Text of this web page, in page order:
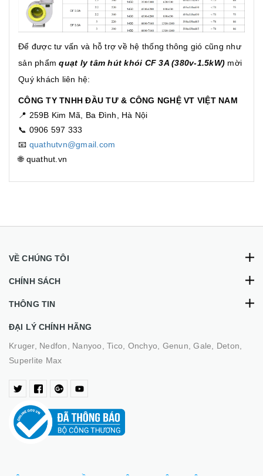
Để được tư vấn và hỗ trợ về hệ thống thông gió cũng như
sản phẩmquạt ly tâm hút khói CF 3A (380v-1.5kW) mời
Quý khách liên hệ:
CÔNG TY TNHH ĐẦU TƯ & CÔNG NGHỆ VT VIỆT NAM
📍 259B Kim Mã, Ba Đình, Hà Nội
📞 0906 597 333
📧 quathutvn@gmail.com
🌐 quathut.vn
VỀ CHÚNG TÔI
CHÍNH SÁCH
THÔNG TIN
ĐẠI LÝ CHÍNH HÃNG
Kruger, Nedfon, Nanyoo, Tico, Onchyo, Genun, Gale, Deton,
Superlite Max